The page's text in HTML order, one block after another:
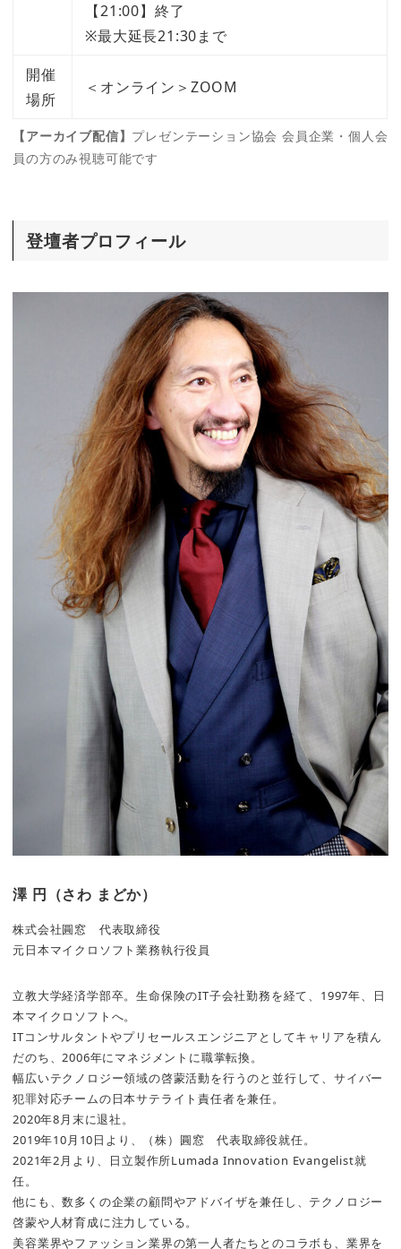
【21:00】終了
※最大延長21:30まで
開催
場所
＜オンライン＞ZOOM
【アーカイブ配信】 プレゼンテーション協会 会員企業・個人会
員の方のみ視聴可能です
登壇者プロフィール
澤 円（さわ まどか）
株式会社圓窓 代表取締役
元日本マイクロソフト業務執行役員
立教大学経済学部卒。生命保険のIT子会社勤務を経て、1997年、日
本マイクロソフトへ。
ITコンサルタントやプリセールスエンジニアとしてキャリアを積ん
だのち、2006年にマネジメントに職掌転換。
幅広いテクノロジー領域の啓蒙活動を行うのと並行して、サイバー
犯罪対応チームの日本サテライト責任者を兼任。
2020年8月末に退社。
2019年10月10日より、（株）圓窓 代表取締役就任。
2021年2月より、日立製作所Lumada Innovation Evangelist就
任。
他にも、数多くの企業の顧問やアドバイザを兼任し、テクノロジー
啓蒙や人材育成に注力している。
美容業界やファッション業界の第一人者たちとのコラボも、業界を